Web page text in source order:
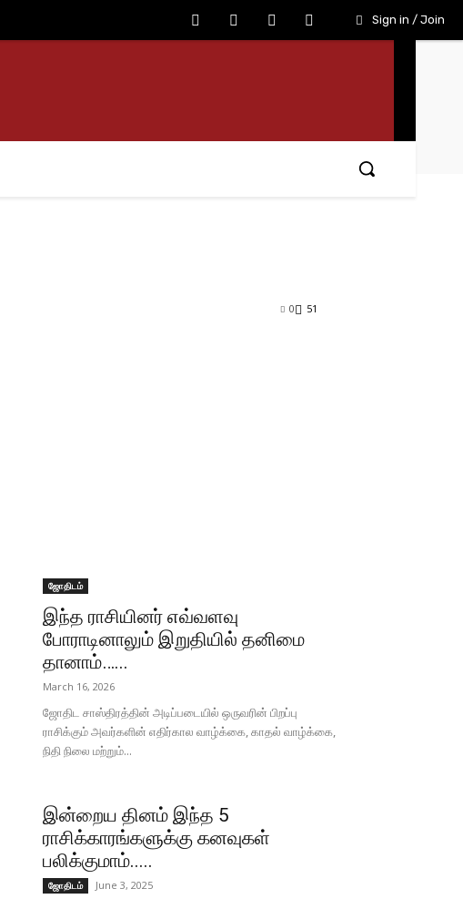
Sign in / Join
51
0
ஜோதிடம்
இந்த ராசியினர் எவ்வளவு
போராடினாலும் இறுதியில் தனிமை
தானாம்…...
March 16, 2026
ஜோதிட சாஸ்திரத்தின் அடிப்படையில் ஒருவரின் பிறப்பு
ராசிக்கும் அவர்களின் எதிர்கால வாழ்க்கை, காதல் வாழ்க்கை,
நிதி நிலை மற்றும்...
இன்றைய தினம் இந்த 5
ராசிக்காரங்களுக்கு கனவுகள்
பலிக்குமாம்.....
ஜோதிடம் June 3, 2025